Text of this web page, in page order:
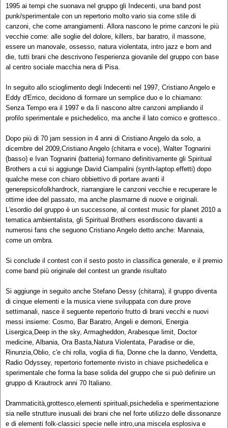
1995 ai tempi che suonava nel gruppo gli Indecenti, una band post
punk/sperimentale con un repertorio molto vario sia come stile di
canzoni, che come arrangiamenti. Allora nascono le prime canzoni le più
vecchie come: alle soglie del dolore, killers, bar baratro, il massone,
essere un manovale, ossesso, natura violentata, intro jazz e born and
die, tutti brani che descrivono l'esperienza giovanile del gruppo con base
al centro sociale macchia nera di Pisa.
In seguito allo scioglimento degli Indecenti nel 1997, Cristiano Angelo e
Eddy d'Errico, decidono di formare un semplice duo e lo chiamano:
Senza Tempo era il 1997 e da lì nascono altre canzoni ampliando il
profilo sperimentale e psichedelico, ma anche il lato comico e grottesco..
Dopo più di 70 jam session in 4 anni di Cristiano Angelo da solo, a
dicembre del 2009,Cristiano Angelo (chitarra e voce), Walter Tognarini
(basso) e Ivan Tognarini (batteria) formano definitivamente gli Spiritual
Brothers a cui si aggiunge David Ciampalini (synth-laptop.effetti) dopo
qualche mese con chiaro obbiettivo di portare avanti il
generepsicofolkhardrock, riarrangiare le canzoni vecchie e recuperare le
ottime idee del passato, ma anche plasmarne di nuove e originali.
L'esordio del gruppo è un successone, al contest music for planet 2010 a
tematica ambientalista, gli Spiritual Brothers esordiscono davanti a
numerosi fans che seguono Cristiano Angelo detto anche: Mannaia,
come un ombra.
Si conclude il contest con il sesto posto in classifica generale, e il premio
come band più originale del contest un grande risultato
Si aggiunge in seguito anche Stefano Dessy (chitarra), il gruppo diventa
di cinque elementi e la musica viene sviluppata con dure prove
settimanali, nasce il seguente repertorio frutto di brani vecchi e nuovi
messi insieme: Cosmo, Bar Baratro, Angeli e demoni, Energia
Lisergica,Deep in the sky, Armagheddon, Arabesque limit, Doctor
medicine, Albania, Ora Basta,Natura Violentata, Paradise or die,
Rinunzia,Oblio, c'e chi rolla, voglia di fia, Donne che la danno, Vendetta,
Radio Odyssey, repertorio fortemente rivisto in chiave psichedelica e
sperimentale che forma la base solida del gruppo che si può definire un
gruppo di Krautrock anni 70 Italiano.
Drammaticità,grottesco,elementi spirituali,psichedelia e sperimentazione
sia nelle strutture inusuali dei brani che nel forte utilizzo delle dissonanze
e di elementi folk-classici specie nelle intro,una miscela esplosiva e